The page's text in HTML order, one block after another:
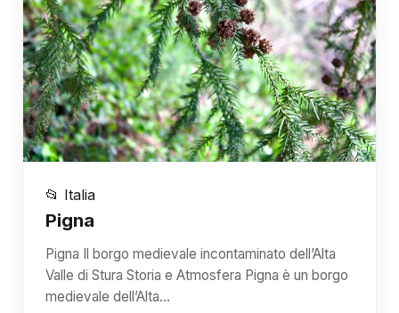
📂 Italia
Pigna
Pigna Il borgo medievale incontaminato dell’Alta
Valle di Stura Storia e Atmosfera Pigna è un borgo
medievale dell’Alta…